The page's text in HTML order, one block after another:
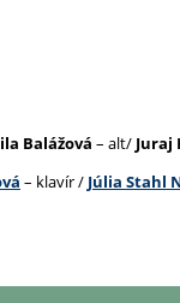
Balážová – alt/ Juraj
– klavír / Júlia Stahl